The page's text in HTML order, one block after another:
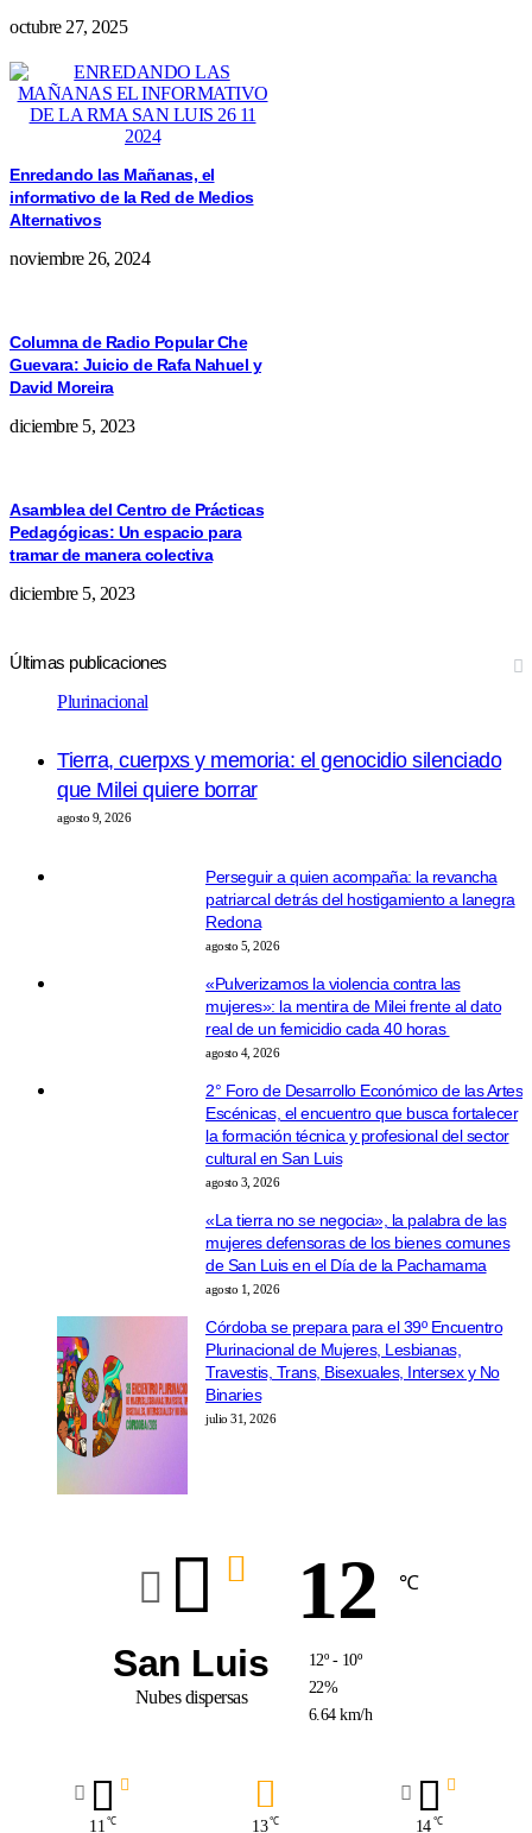
octubre 27, 2025
Enredando las Mañanas, el
informativo de la Red de Medios
Alternativos
noviembre 26, 2024
Columna de Radio Popular Che
Guevara: Juicio de Rafa Nahuel y
David Moreira
diciembre 5, 2023
Asamblea del Centro de Prácticas
Pedagógicas: Un espacio para
tramar de manera colectiva
diciembre 5, 2023
Últimas publicaciones
Plurinacional
Tierra, cuerpxs y memoria: el genocidio silenciado
que Milei quiere borrar
agosto 9, 2026
Perseguir a quien acompaña: la revancha
patriarcal detrás del hostigamiento a lanegra
Redona
agosto 5, 2026
«Pulverizamos la violencia contra las
mujeres»: la mentira de Milei frente al dato
real de un femicidio cada 40 horas
agosto 4, 2026
2° Foro de Desarrollo Económico de las Artes
Escénicas, el encuentro que busca fortalecer
la formación técnica y profesional del sector
cultural en San Luis
agosto 3, 2026
«La tierra no se negocia», la palabra de las
mujeres defensoras de los bienes comunes
de San Luis en el Día de la Pachamama
agosto 1, 2026
Córdoba se prepara para el 39º Encuentro
Plurinacional de Mujeres, Lesbianas,
Travestis, Trans, Bisexuales, Intersex y No
Binaries
julio 31, 2026
San Luis
Nubes dispersas
12 ℃
12º - 10º
22%
6.64 km/h
11 ℃ 13 ℃ 14 ℃